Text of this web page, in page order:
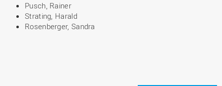
Pusch, Rainer
Strating, Harald
Rosenberger, Sandra